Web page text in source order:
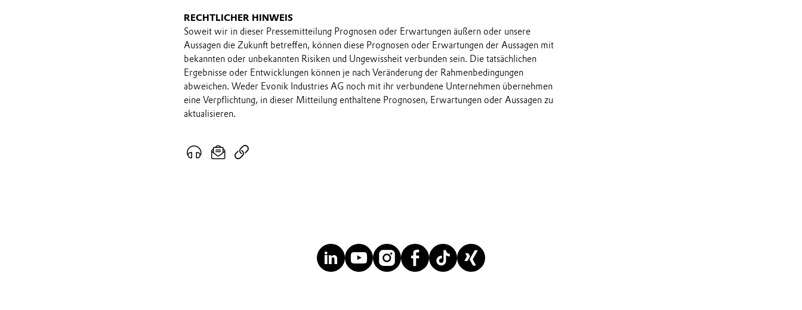
RECHTLICHER HINWEIS
Soweit wir in dieser Pressemitteilung Prognosen oder Erwartungen äußern oder unsere
Aussagen die Zukunft betreffen, können diese Prognosen oder Erwartungen der Aussagen mit
bekannten oder unbekannten Risiken und Ungewissheit verbunden sein. Die tatsächlichen
Ergebnisse oder Entwicklungen können je nach Veränderung der Rahmenbedingungen
abweichen. Weder Evonik Industries AG noch mit ihr verbundene Unternehmen übernehmen
eine Verpflichtung, in dieser Mitteilung enthaltene Prognosen, Erwartungen oder Aussagen zu
aktualisieren.